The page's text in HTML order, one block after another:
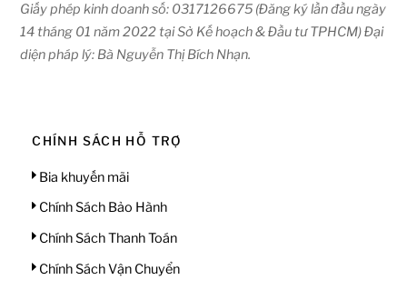
Giấy phép kinh doanh số: 0317126675 (Đăng ký lần đầu ngày
14 tháng 01 năm 2022 tại Sở Kế hoạch & Đầu tư TPHCM) Đại
diện pháp lý: Bà Nguyễn Thị Bích Nhạn.
CHÍNH SÁCH HỖ TRỢ
Bia khuyến mãi
Chính Sách Bảo Hành
Chính Sách Thanh Toán
Chính Sách Vận Chuyển